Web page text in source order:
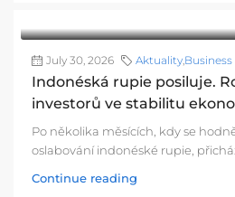
July 30, 2026 Aktuality,Business
Indonéská rupie posiluje.
investorů ve stabilitu
Po několika měsících, kdy se
oslabování indonéské rupie,
Continue reading